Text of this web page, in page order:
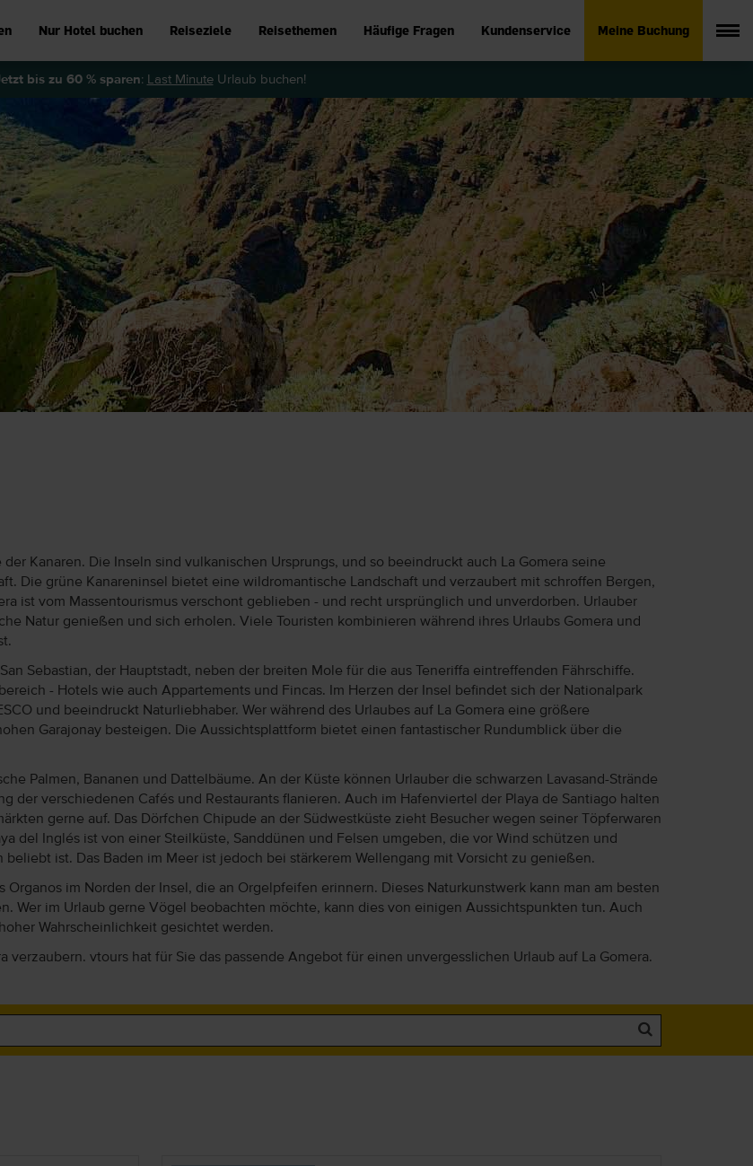
Nur Hotel buchen Reiseziele Reisethemen Häufige Fragen Kundenservice Meine Buchung
bis zu 60 % sparen: Last MinuteUrlaub buchen!
Kanaren. Die Inseln sind vulkanischen Ursprungs, und so beeindruckt auch La Gomera seine
Die grüne Kanareninsel bietet eine wildromantische Landschaft und verzaubert mit schroffen Bergen,
ist vom Massentourismus verschont geblieben - und recht ursprünglich und unverdorben. Urlauber
Natur genießen und sich erholen. Viele Touristen kombinieren während ihres Urlaubs Gomera und
Sebastian, der Hauptstadt, neben der breiten Mole für die aus Teneriffa eintreffenden Fährschiffe.
- Hotels wie auch Appartements und Fincas. Im Herzen der Insel befindet sich der Nationalpark
und beeindruckt Naturliebhaber. Wer während des Urlaubes auf La Gomera eine größere
Garajonay besteigen. Die Aussichtsplattform bietet einen fantastischer Rundumblick über die
Palmen, Bananen und Dattelbäume. An der Küste können Urlauber die schwarzen Lavasand-Strände
der verschiedenen Cafés und Restaurants flanieren. Auch im Hafenviertel der Playa de Santiago halten
gerne auf. Das Dörfchen Chipude an der Südwestküste zieht Besucher wegen seiner Töpferwaren
del Inglés ist von einer Steilküste, Sanddünen und Felsen umgeben, die vor Wind schützen und
beliebt ist. Das Baden im Meer ist jedoch bei stärkerem Wellengang mit Vorsicht zu genießen.
Organos im Norden der Insel, die an Orgelpfeifen erinnern. Dieses Naturkunstwerk kann man am besten
Wer im Urlaub gerne Vögel beobachten möchte, kann dies von einigen Aussichtspunkten tun. Auch
Wahrscheinlichkeit gesichtet werden.
verzaubern. vtours hat für Sie das passende Angebot für einen unvergesslichen Urlaub auf La Gomera.